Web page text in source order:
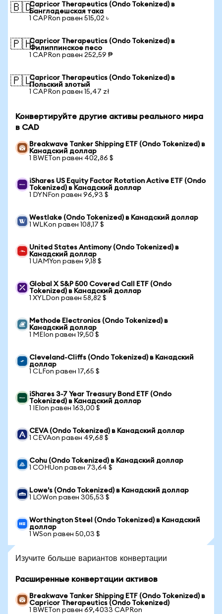
🇧🇩Capricor Therapeutics (Ondo Tokenized) в
Бангладешская така
1 CAPRon равен 515,02 ৳
🇵🇭Capricor Therapeutics (Ondo Tokenized) в
Филиппинское песо
1 CAPRon равен 252,59 ₱
🇵🇱Capricor Therapeutics (Ondo Tokenized) в
Польский злотый
1 CAPRon равен 15,47 zł
Конвертируйте другие активы реального мира
в CAD
Breakwave Tanker Shipping ETF (Ondo Tokenized) в
Канадский доллар
1 BWETon равен 402,86 $
iShares US Equity Factor Rotation Active ETF (Ondo
Tokenized) в Канадский доллар
1 DYNFon равен 96,93 $
Westlake (Ondo Tokenized) в Канадский доллар
1 WLKon равен 108,17 $
United States Antimony (Ondo Tokenized) в
Канадский доллар
1 UAMYon равен 9,18 $
Global X S&P 500 Covered Call ETF (Ondo
Tokenized) в Канадский доллар
1 XYLDon равен 58,82 $
Methode Electronics (Ondo Tokenized) в
Канадский доллар
1 MEIon равен 19,50 $
Cleveland-Cliffs (Ondo Tokenized) в Канадский
доллар
1 CLFon равен 17,65 $
iShares 3-7 Year Treasury Bond ETF (Ondo
Tokenized) в Канадский доллар
1 IEIon равен 163,00 $
CEVA (Ondo Tokenized) в Канадский доллар
1 CEVAon равен 49,68 $
Cohu (Ondo Tokenized) в Канадский доллар
1 COHUon равен 73,64 $
Lowe's (Ondo Tokenized) в Канадский доллар
1 LOWon равен 305,53 $
Worthington Steel (Ondo Tokenized) в Канадский
доллар
1 WSon равен 50,03 $
Изучите больше вариантов конвертации
Расширенные конвертации активов
Breakwave Tanker Shipping ETF (Ondo Tokenized) в
Capricor Therapeutics (Ondo Tokenized)
1 BWETon равен 69,4033 CAPRon